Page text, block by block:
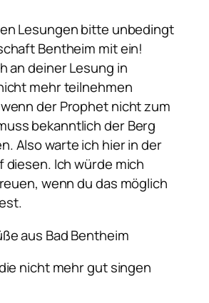
Lesungen bitte unbedingt
Bentheim mit ein!
an deiner Lesung in
mehr teilnehmen
der Prophet nicht zum
bekanntlich der Berg
Also warte ich hier in der
Ich würde mich
wenn du das möglich
aus Bad Bentheim
nicht mehr gut singen